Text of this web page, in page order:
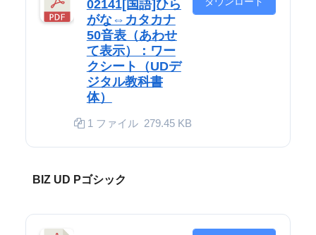
02141[国語]ひら
がな⇔カタカナ
50音表（あわせ
て表示）：ワー
クシート（UDデ
ジタル教科書
体）
1 ファイル 279.45 KB
BIZ UD Pゴシック